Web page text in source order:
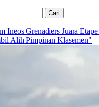
Ineos Grenadiers Juara
Alih Pimpinan Klasemen"